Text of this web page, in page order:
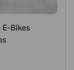
Bikes